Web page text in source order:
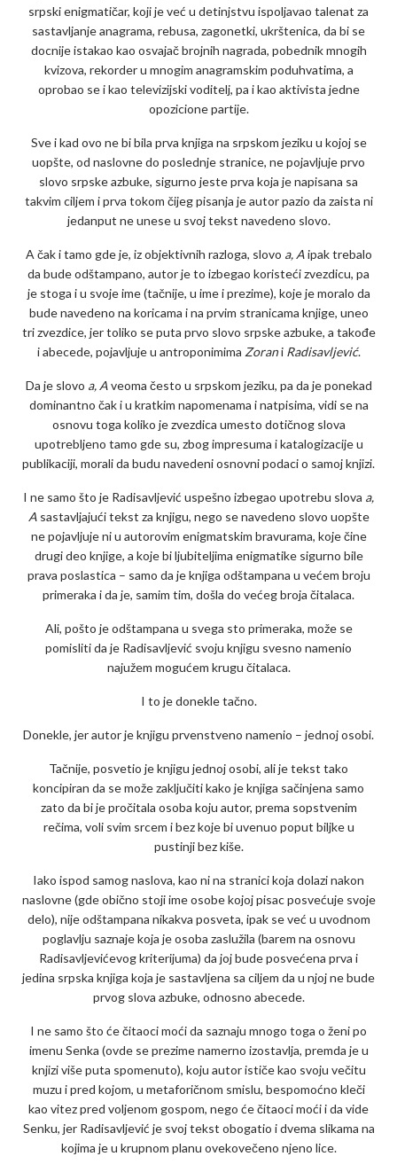
srpski enigmatičar, koji je već u detinjstvu ispoljavao talenat za
sastavljanje anagrama, rebusa, zagonetki, ukrštenica, da bi se
docnije istakao kao osvajač brojnih nagrada, pobednik mnogih
kvizova, rekorder u mnogim anagramskim poduhvatima, a
oprobao se i kao televizijski voditelj, pa i kao aktivista jedne
opozicione partije.
Sve i kad ovo ne bi bila prva knjiga na srpskom jeziku u kojoj se
uopšte, od naslovne do poslednje stranice, ne pojavljuje prvo
slovo srpske azbuke, sigurno jeste prva koja je napisana sa
takvim ciljem i prva tokom čijeg pisanja je autor pazio da zaista ni
jedanput ne unese u svoj tekst navedeno slovo.
A čak i tamo gde je, iz objektivnih razloga, slovo a, Aipak trebalo
da bude odštampano, autor je to izbegao koristeći zvezdicu, pa
je stoga i u svoje ime (tačnije, u ime i prezime), koje je moralo da
bude navedeno na koricama i na prvim stranicama knjige, uneo
tri zvezdice, jer toliko se puta prvo slovo srpske azbuke, a takođe
i abecede, pojavljuje u antroponimima Zorani Radisavljević.
Da je slovo a, Aveoma često u srpskom jeziku, pa da je ponekad
dominantno čak i u kratkim napomenama i natpisima, vidi se na
osnovu toga koliko je zvezdica umesto dotičnog slova
upotrebljeno tamo gde su, zbog impresuma i katalogizacije u
publikaciji, morali da budu navedeni osnovni podaci o samoj knjizi.
I ne samo što je Radisavljević uspešno izbegao upotrebu slova a,
Asastavljajući tekst za knjigu, nego se navedeno slovo uopšte
ne pojavljuje ni u autorovim enigmatskim bravurama, koje čine
drugi deo knjige, a koje bi ljubiteljima enigmatike sigurno bile
prava poslastica – samo da je knjiga odštampana u većem broju
primeraka i da je, samim tim, došla do većeg broja čitalaca.
Ali, pošto je odštampana u svega sto primeraka, može se
pomisliti da je Radisavljević svoju knjigu svesno namenio
najužem mogućem krugu čitalaca.
I to je donekle tačno.
Donekle, jer autor je knjigu prvenstveno namenio – jednoj osobi.
Tačnije, posvetio je knjigu jednoj osobi, ali je tekst tako
koncipiran da se može zaključiti kako je knjiga sačinjena samo
zato da bi je pročitala osoba koju autor, prema sopstvenim
rečima, voli svim srcem i bez koje bi uvenuo poput biljke u
pustinji bez kiše.
Iako ispod samog naslova, kao ni na stranici koja dolazi nakon
naslovne (gde obično stoji ime osobe kojoj pisac posvećuje svoje
delo), nije odštampana nikakva posveta, ipak se već u uvodnom
poglavlju saznaje koja je osoba zaslužila (barem na osnovu
Radisavljevićevog kriterijuma) da joj bude posvećena prva i
jedina srpska knjiga koja je sastavljena sa ciljem da u njoj ne bude
prvog slova azbuke, odnosno abecede.
I ne samo što će čitaoci moći da saznaju mnogo toga o ženi po
imenu Senka (ovde se prezime namerno izostavlja, premda je u
knjizi više puta spomenuto), koju autor ističe kao svoju večitu
muzu i pred kojom, u metaforičnom smislu, bespomoćno kleči
kao vitez pred voljenom gospom, nego će čitaoci moći i da vide
Senku, jer Radisavljević je svoj tekst obogatio i dvema slikama na
kojima je u krupnom planu ovekovečeno njeno lice.